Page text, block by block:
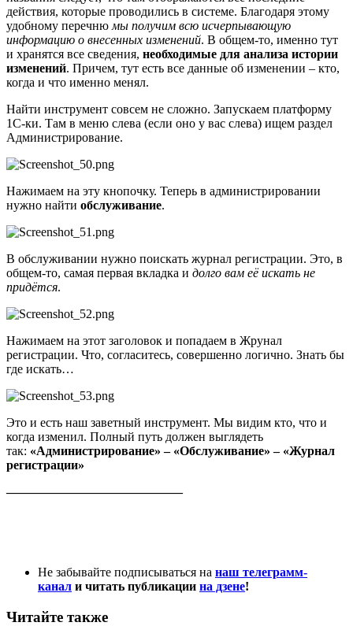
действия, которые проводились в системе. Благодаря этому
удобному перечню мы получим всю исчерпывающую
информацию о внесенных изменений. В общем-то, именно тут
и хранятся все сведения, необходимые для анализа истории
изменений. Причем, тут есть все данные об изменении – кто,
когда и что именно менял.
Найти инструмент совсем не сложно. Запускаем платформу
1С-ки. Там в меню слева (если оно у вас слева) ищем раздел
Администрирование.
Нажимаем на эту кнопочку. Теперь в администрировании
нужно найти обслуживание.
В обслуживании нужно поискать журнал регистрации. Это, в
общем-то, самая первая вкладка и долго вам её искать не
придётся.
Нажимаем на этот заголовок и попадаем в Жрунал
регистрации. Что, согласитесь, совершенно логично. Знать бы
где искать…
Это и есть наш заветный инструмент. Мы видим кто, что и
когда изменил. Полный путь должен выглядеть
так: «Администрирование» – «Обслуживание» –«Журнал
регистрации»
——————————————
Не забывайте подписываться на наш телеграмм-
канал и читать публикации на дзене!
Читайте также